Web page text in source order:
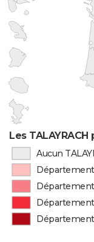
Les
Aucun
Département
Département